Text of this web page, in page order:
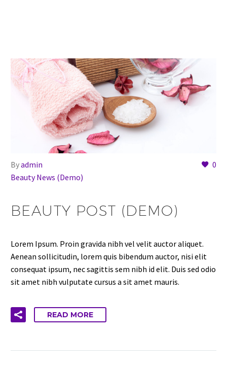
0
Byadmin
Beauty News (Demo)
BEAUTY POST (DEMO)
Lorem Ipsum. Proin gravida nibh vel velit auctor aliquet.
Aenean sollicitudin, lorem quis bibendum auctor, nisi elit
consequat ipsum, nec sagittis sem nibh id elit. Duis sed odio
sit amet nibh vulputate cursus a sit amet mauris.
READ MORE